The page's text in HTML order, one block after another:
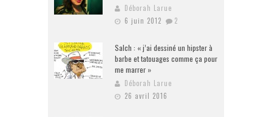
Déborah Larue
6 juin 2012
2
Salch : « j’ai dessiné un hipster à
barbe et tatouages comme ça pour
me marrer »
Déborah Larue
26 avril 2016